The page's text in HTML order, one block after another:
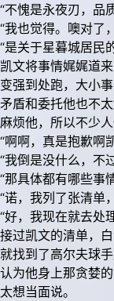
“不愧是永夜刃，品
“我也觉得。噢对了
“是关于星暮城居民
凯文将事情娓娓道
变强到处跑，大小
矛盾和委托他也不
麻烦他，所以不少
“啊啊，真是抱歉啊
“我倒是没什么，不
“那具体都有哪些事
“诺，我列了张清单
“好，我现在就去处
接过凯文的清单，
就找到了高尔夫球
认为他身上那贪婪
太想当面说。